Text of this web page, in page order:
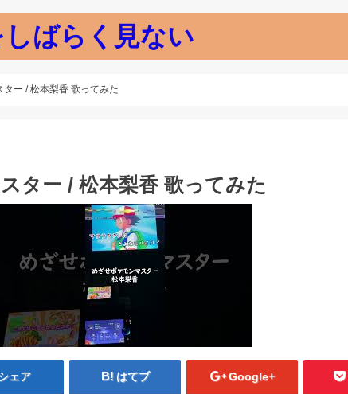
ばらく見ない
ー / 松本梨香 歌ってみた
ター / 松本梨香 歌ってみた
ェア はてブ Google+